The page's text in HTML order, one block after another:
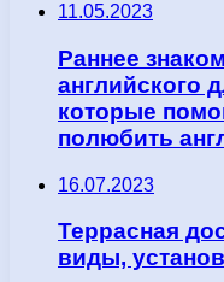
11.05.2023
Раннее
английского
которые
полюбить
16.07.2023
Террасная
виды,